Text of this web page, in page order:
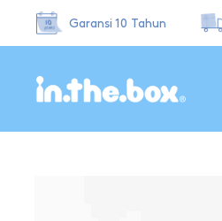
Garansi 10 Tahun